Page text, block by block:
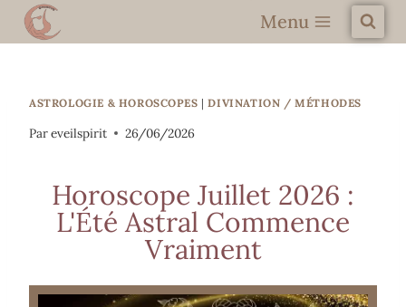
Menu
ASTROLOGIE & HOROSCOPES |DIVINATION / MÉTHODES
Pareveilspirit 26/06/2026
Horoscope Juillet 2026 :
L'Été Astral Commence
Vraiment